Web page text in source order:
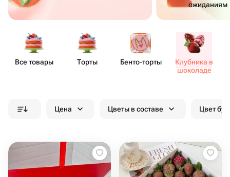
ожиданиям
Все товары Торты Бенто​-торты
Клубника в
шоколаде
Цена Цветы в составе Цвет